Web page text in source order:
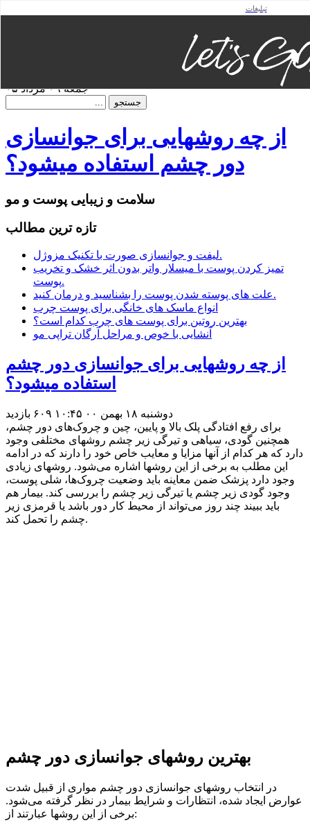
فهرست
جمعه ۰۹ مرداد ۰۵
از چه روشهایی برای جوانسازی
دور چشم استفاده میشود؟
سلامت و زیبایی پوست و مو
تازه ترين مطالب
لیفت و جوانسازی صورت با تکنیک مزوژل.
تمیز کردن پوست با میسلار واتر بدون اثر خشک و تخریب
پوست.
علت های پوسته شدن پوست را بشناسید و درمان کنید.
انواع ماسک های خانگی برای پوست چرب
بهترین روتین برای پوست های چرب کدام است؟
آنشایی با خوص و مراحل آرگان تراپی مو
از چه روشهایی برای جوانسازی دور چشم
استفاده میشود؟
دوشنبه ۱۸ بهمن ۰۰ ۱۰:۴۵
۶۰۹ بازديد
برای رفع افتادگی پلک بالا و پایین، چین و چروک‌های دور چشم،
همچنین گودی، سیاهی و تیرگی زیر چشم روشهای مختلفی وجود
دارد که هر کدام از آنها مزایا و معایب خاص خود را دارند که در ادامه
این مطلب به برخی از این روشها اشاره می‌شود. روشهای زیادی
وجود دارد پزشک ضمن معاینه باید وضعیت چروک‌ها، شلی پوست،
وجود گودی زیر چشم یا تیرگی زیر چشم را بررسی کند. بیمار هم
باید ببیند چند روز می‌تواند از محیط کار دور باشد یا قرمزی زیر
چشم را تحمل کند.
بهترین روشهای جوانسازی دور چشم
در انتخاب روشهای جوانسازی دور چشم مواری از قبیل شدت
عوارض ایجاد شده، انتظارات و شرایط بیمار در نظر گرفته می‌شود.
برخی از این روشها عبارتند از:
تبلیغات